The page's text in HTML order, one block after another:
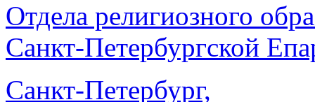
Отдела религиозного
Санкт-Петербургской
Санкт-Петербург,